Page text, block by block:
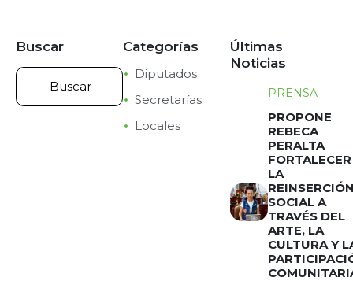
Buscar Categorías
Diputados
Secretarías
Locales
Últimas
Noticias
PRENSA
PROPONE
REBECA
PERALTA
FORTALECER
LA
SOCIAL A
TRAVÉS DEL
ARTE, LA
CULTURA Y